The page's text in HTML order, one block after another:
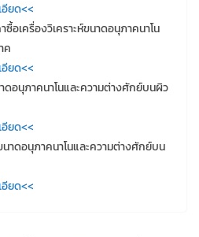
ยด<<
อเครื่องวิเคราะห์ขนาดอนุภาคนาโน
ค
ยด<<
ดอนุภาคนาโนและความต่างศักย์บนผิว
ยด<<
าดอนุภาคนาโนและความต่างศักย์บน
ยด<<